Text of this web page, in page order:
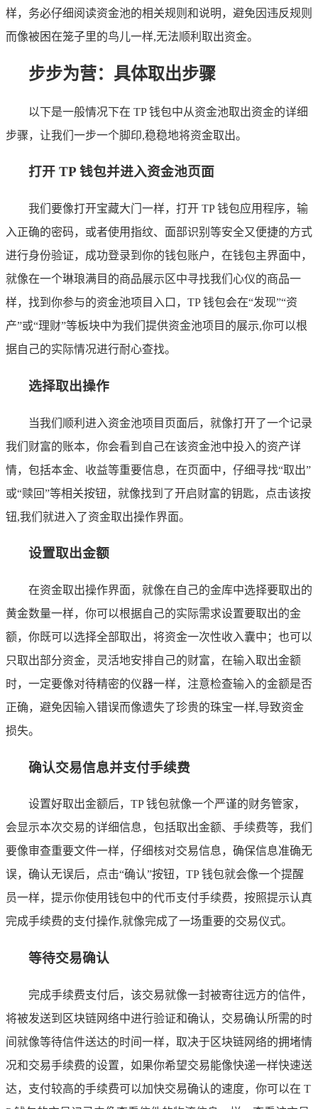
样，务必仔细阅读资金池的相关规则和说明，避免因违反规则
而像被困在笼子里的鸟儿一样,无法顺利取出资金。
步步为营：具体取出步骤
以下是一般情况下在 TP 钱包中从资金池取出资金的详细
步骤，让我们一步一个脚印,稳稳地将资金取出。
打开 TP 钱包并进入资金池页面
我们要像打开宝藏大门一样，打开 TP 钱包应用程序，输
入正确的密码，或者使用指纹、面部识别等安全又便捷的方式
进行身份验证，成功登录到你的钱包账户，在钱包主界面中，
就像在一个琳琅满目的商品展示区中寻找我们心仪的商品一
样，找到你参与的资金池项目入口，TP 钱包会在“发现”“资
产”或“理财”等板块中为我们提供资金池项目的展示,你可以根
据自己的实际情况进行耐心查找。
选择取出操作
当我们顺利进入资金池项目页面后，就像打开了一个记录
我们财富的账本，你会看到自己在该资金池中投入的资产详
情，包括本金、收益等重要信息，在页面中，仔细寻找“取出”
或“赎回”等相关按钮，就像找到了开启财富的钥匙，点击该按
钮,我们就进入了资金取出操作界面。
设置取出金额
在资金取出操作界面，就像在自己的金库中选择要取出的
黄金数量一样，你可以根据自己的实际需求设置要取出的金
额，你既可以选择全部取出，将资金一次性收入囊中；也可以
只取出部分资金，灵活地安排自己的财富，在输入取出金额
时，一定要像对待精密的仪器一样，注意检查输入的金额是否
正确，避免因输入错误而像遗失了珍贵的珠宝一样,导致资金
损失。
确认交易信息并支付手续费
设置好取出金额后，TP 钱包就像一个严谨的财务管家，
会显示本次交易的详细信息，包括取出金额、手续费等，我们
要像审查重要文件一样，仔细核对交易信息，确保信息准确无
误，确认无误后，点击“确认”按钮，TP 钱包就会像一个提醒
员一样，提示你使用钱包中的代币支付手续费，按照提示认真
完成手续费的支付操作,就像完成了一场重要的交易仪式。
等待交易确认
完成手续费支付后，该交易就像一封被寄往远方的信件，
将被发送到区块链网络中进行验证和确认，交易确认所需的时
间就像等待信件送达的时间一样，取决于区块链网络的拥堵情
况和交易手续费的设置，如果你希望交易能像快递一样快速送
达，支付较高的手续费可以加快交易确认的速度，你可以在 T